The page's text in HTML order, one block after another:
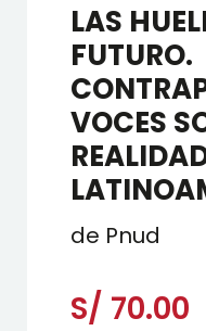
LAS
FUTURO.
VOCES
de Pnud
S/ 70.00